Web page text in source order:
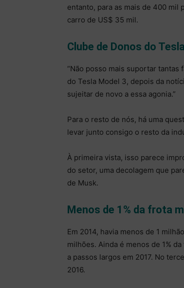
entanto, para as mais de 400 mil
carro de US$ 35 mil.
Clube de Donos do
“Não posso mais suportar
do Tesla Model 3, depois da
sujeitar de novo a essa agonia.”
Para o resto de nós, há uma
levar junto consigo o resto da
À primeira vista, isso parece
do setor, uma decolagem que
de Musk.
Menos de 1% da frota
Em 2014, havia menos de 1
milhões. Ainda é menos de 1%
a passos largos em 2017. No
2016.